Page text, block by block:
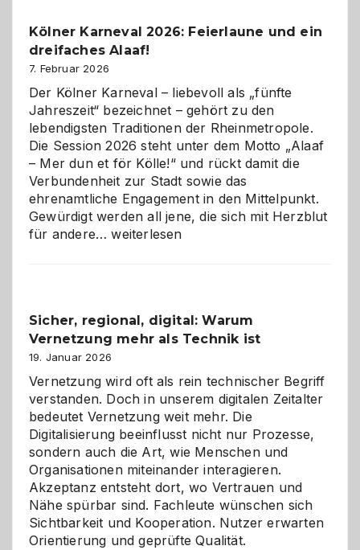
geworden
Kölner Karneval 2026: Feierlaune und ein
dreifaches Alaaf!
7. Februar 2026
Der Kölner Karneval – liebevoll als „fünfte
Jahreszeit“ bezeichnet – gehört zu den
lebendigsten Traditionen der Rheinmetropole.
Die Session 2026 steht unter dem Motto „Alaaf
– Mer dun et för Kölle!“ und rückt damit die
Verbundenheit zur Stadt sowie das
ehrenamtliche Engagement in den Mittelpunkt.
Gewürdigt werden all jene, die sich mit Herzblut
für andere…Kölner
ein
dreifaches
Alaaf!
weiterlesen
Sicher, regional, digital: Warum
Vernetzung mehr als Technik ist
19. Januar 2026
Vernetzung wird oft als rein technischer Begriff
verstanden. Doch in unserem digitalen Zeitalter
bedeutet Vernetzung weit mehr. Die
Digitalisierung beeinflusst nicht nur Prozesse,
sondern auch die Art, wie Menschen und
Organisationen miteinander interagieren.
Akzeptanz entsteht dort, wo Vertrauen und
Nähe spürbar sind. Fachleute wünschen sich
Sichtbarkeit und Kooperation. Nutzer erwarten
Orientierung und geprüfte Qualität.